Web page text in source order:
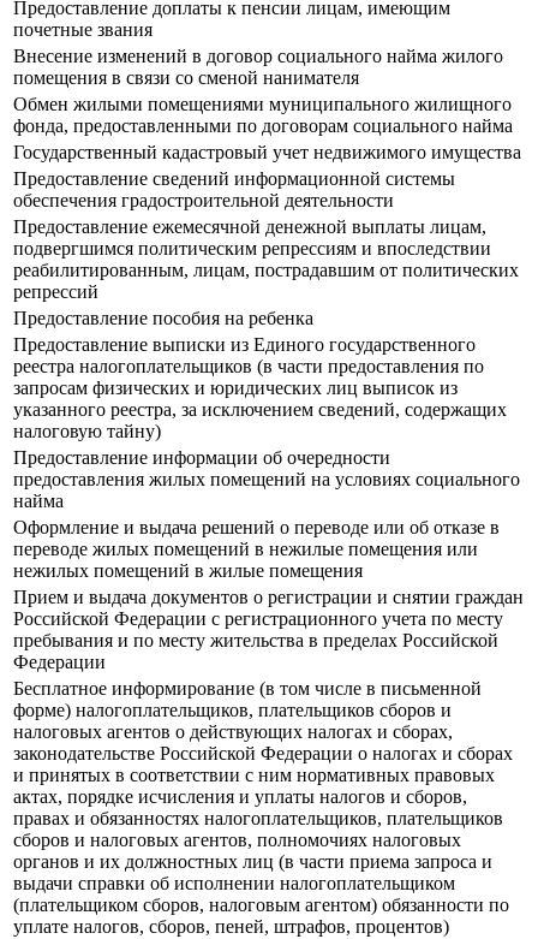
Предоставление доплаты к пенсии лицам, имеющим
почетные звания
Внесение изменений в договор социального найма жилого
помещения в связи со сменой нанимателя
Обмен жилыми помещениями муниципального жилищного
фонда, предоставленными по договорам социального найма
Государственный кадастровый учет недвижимого имущества
Предоставление сведений информационной системы
обеспечения градостроительной деятельности
Предоставление ежемесячной денежной выплаты лицам,
подвергшимся политическим репрессиям и впоследствии
реабилитированным, лицам, пострадавшим от политических
репрессий
Предоставление пособия на ребенка
Предоставление выписки из Единого государственного
реестра налогоплательщиков (в части предоставления по
запросам физических и юридических лиц выписок из
указанного реестра, за исключением сведений, содержащих
налоговую тайну)
Предоставление информации об очередности
предоставления жилых помещений на условиях социального
найма
Оформление и выдача решений о переводе или об отказе в
переводе жилых помещений в нежилые помещения или
нежилых помещений в жилые помещения
Прием и выдача документов о регистрации и снятии граждан
Российской Федерации с регистрационного учета по месту
пребывания и по месту жительства в пределах Российской
Федерации
Бесплатное информирование (в том числе в письменной
форме) налогоплательщиков, плательщиков сборов и
налоговых агентов о действующих налогах и сборах,
законодательстве Российской Федерации о налогах и сборах
и принятых в соответствии с ним нормативных правовых
актах, порядке исчисления и уплаты налогов и сборов,
правах и обязанностях налогоплательщиков, плательщиков
сборов и налоговых агентов, полномочиях налоговых
органов и их должностных лиц (в части приема запроса и
выдачи справки об исполнении налогоплательщиком
(плательщиком сборов, налоговым агентом) обязанности по
уплате налогов, сборов, пеней, штрафов, процентов)